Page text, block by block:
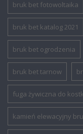
bruk bet fotowoltaika
bruk bet katalog 2021
bruk bet ogrodzenia
bruk bet tarnow
fuga żywiczna do
kamień elewacyjny